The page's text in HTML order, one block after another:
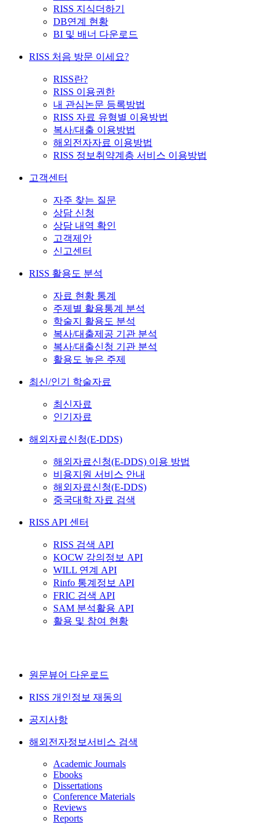
RISS 지식더하기
DB연계 현황
BI 및 배너 다운로드
RISS 처음 방문 이세요?
RISS란?
RISS 이용권한
내 관심논문 등록방법
RISS 자료 유형별 이용방법
복사/대출 이용방법
해외전자자료 이용방법
RISS 정보취약계층 서비스 이용방법
고객센터
자주 찾는 질문
상담 신청
상담 내역 확인
고객제안
신고센터
RISS 활용도 분석
자료 현황 통계
주제별 활용통계 분석
학술지 활용도 분석
복사/대출제공 기관 분석
복사/대출신청 기관 분석
활용도 높은 주제
최신/인기 학술자료
최신자료
인기자료
해외자료신청(E-DDS)
해외자료신청(E-DDS) 이용 방법
비용지원 서비스 안내
해외자료신청(E-DDS)
중국대학 자료 검색
RISS API 센터
RISS 검색 API
KOCW 강의정보 API
WILL 연계 API
Rinfo 통계정보 API
FRIC 검색 API
SAM 분석활용 API
활용 및 참여 현황
원문뷰어 다운로드
RISS 개인정보 재동의
공지사항
해외전자정보서비스 검색
Academic Journals
Ebooks
Dissertations
Conference Materials
Reviews
Reports